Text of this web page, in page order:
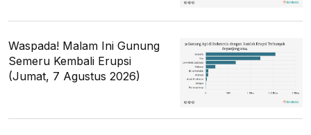
Waspada! Malam Ini Gunung
Semeru Kembali Erupsi
(Jumat, 7 Agustus 2026)